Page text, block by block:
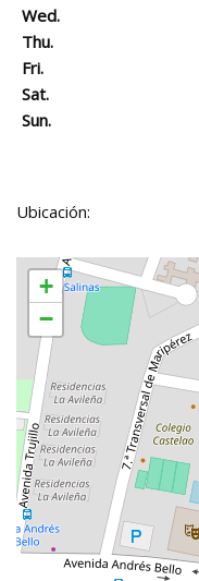
Wed.
Thu.
Fri.
Sat.
Sun.
Ubicación:
+
−